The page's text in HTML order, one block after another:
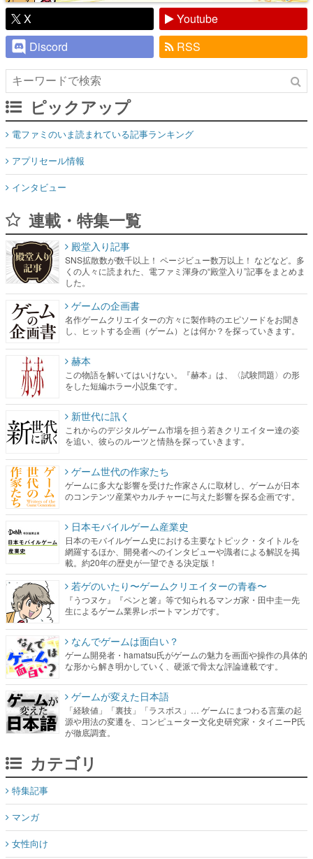
X
Youtube
Discord
RSS
ピックアップ
電ファミのいま読まれている記事ランキング
アプリセール情報
インタビュー
連載・特集一覧
殿堂入り記事
SNS拡散数が数千以上！ ページビュー数万以上！ などなど。多
くの人々に読まれた、電ファミ渾身の“殿堂入り”記事をまとめま
した。
ゲームの企画書
名作ゲームクリエイターの方々に製作時のエピソードをお聞き
し、ヒットする企画（ゲーム）とは何か？を探っていきます。
赫本
この物語を解いてはいけない。『赫本』は、〈試験問題〉の形
をした短編ホラー小説集です。
新世代に訊く
これからのデジタルゲーム市場を担う若きクリエイター達の姿
を追い、彼らのルーツと情熱を探っていきます。
ゲーム世代の作家たち
ゲームに多大な影響を受けた作家さんに取材し、ゲームが日本
のコンテンツ産業やカルチャーに与えた影響を探る企画です。
日本モバイルゲーム産業史
日本のモバイルゲーム史における主要なトピック・タイトルを
網羅するほか、開発者へのインタビューや識者による解説を掲
載。約20年の歴史が一望できる決定版！
若ゲのいたり〜ゲームクリエイターの青春〜
『うつヌケ』『ペンと箸』等で知られるマンガ家・田中圭一先
生によるゲーム業界レポートマンガです。
なんでゲームは面白い？
ゲーム開発者・hamatsu氏がゲームの魅力を画面や操作の具体的
な形から解き明かしていく、硬派で骨太な評論連載です。
ゲームが変えた日本語
「経験値」「裏技」「ラスボス」… ゲームにまつわる言葉の起
源や用法の変遷を、コンピューター文化史研究家・タイニーP氏
が徹底調査。
カテゴリ
特集記事
マンガ
女性向け